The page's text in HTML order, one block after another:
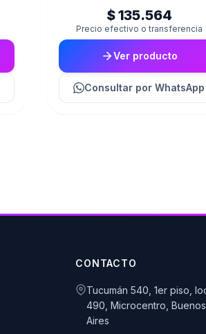
$ 135.564
Precio efectivo o transferencia
Ver producto
Consultar por WhatsApp
CONTACTO
Tucumán 540, 1er piso,
490, Microcentro, Buenos
Aires